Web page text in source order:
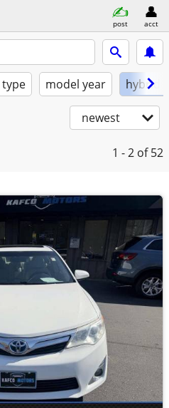
post acct
type model year hybrid
newest
1 - 2 of 52